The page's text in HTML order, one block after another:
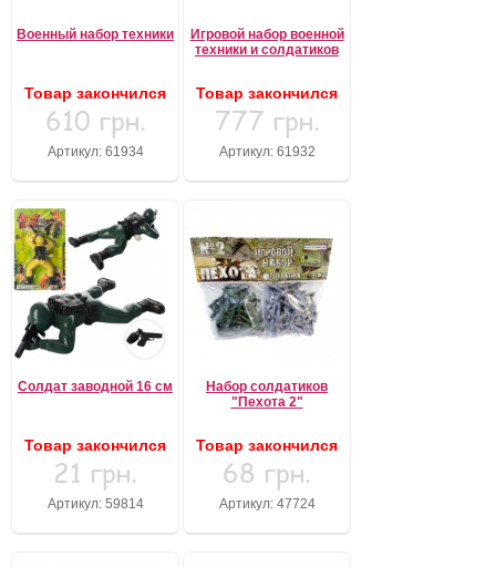
Военный набор техники
Товар закончился
610 грн.
Артикул: 61934
Игровой набор военной
техники и солдатиков
Товар закончился
777 грн.
Артикул: 61932
Солдат заводной 16 см
Товар закончился
21 грн.
Артикул: 59814
Набор солдатиков
"Пехота 2"
Товар закончился
68 грн.
Артикул: 47724